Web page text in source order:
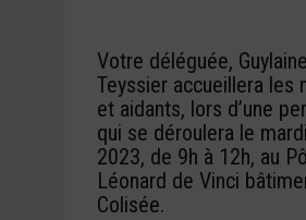
Votre déléguée,
Teyssier accueillera les
et aidants, lors d’une
qui se déroulera le
2023, de 9h à 12h, au
Léonard de Vinci
Colisée.